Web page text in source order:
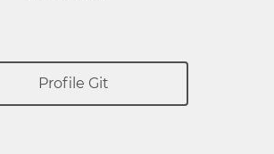
Profile Git